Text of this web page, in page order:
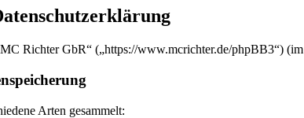
Richter GbR“ („https://www.mcrichter.de/phpBB3“)
Arten gesammelt: